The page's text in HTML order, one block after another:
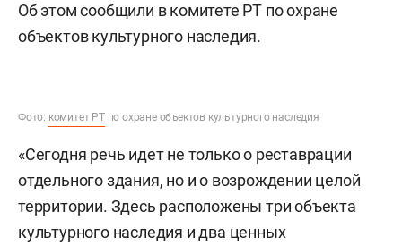
Об этом сообщили в комитете РТ по охране
объектов культурного наследия.
Фото: комитет РТпо охране объектов культурного наследия
«Сегодня речь идет не только о реставрации
отдельного здания, но и о возрождении целой
территории. Здесь расположены три объекта
культурного наследия и два ценных